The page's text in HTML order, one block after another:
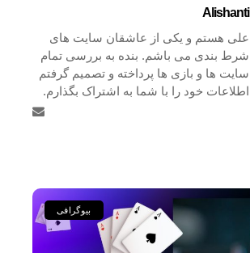
Alishanti
علی هستم و یکی از عاشقان سایت های
شرط بندی می باشم. بنده به بررسی تمام
سایت ها و بازی ها پرداخته و تصمیم گرفتم
اطلاعات خود را با شما به اشتراک بگذارم.
بیوگرافی